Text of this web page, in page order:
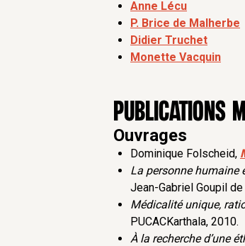
explorer son impact
considérables, des
sont détournés
proposer un
corps humain, afin
Anne Lécu
P. Brice de Malherbe
Didier Truchet
Monette Vacquin
Publications
Ouvrages
Dominique Folscheid,
La personne humaine
Jean-Gabriel Goupil
Médicalité unique,
PUCACKarthala, 2010.
À la recherche d’une